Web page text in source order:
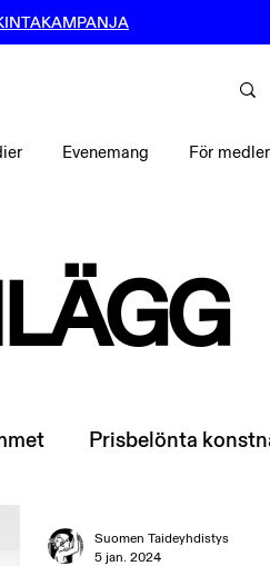
Evenemang För
Prisbelönta
Suomen Taideyhdistys
5 jan. 2024